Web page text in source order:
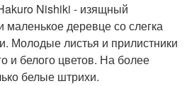
Nishiki - изящный
маленькое деревце со слегка
Молодые листья и прилистники
и белого цветов. На более
белые штрихи.